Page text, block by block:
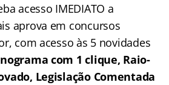
acesso IMEDIATO a
aprova em concursos
com acesso às 5 novidades
com 1 clique, Raio-
Legislação Comentada